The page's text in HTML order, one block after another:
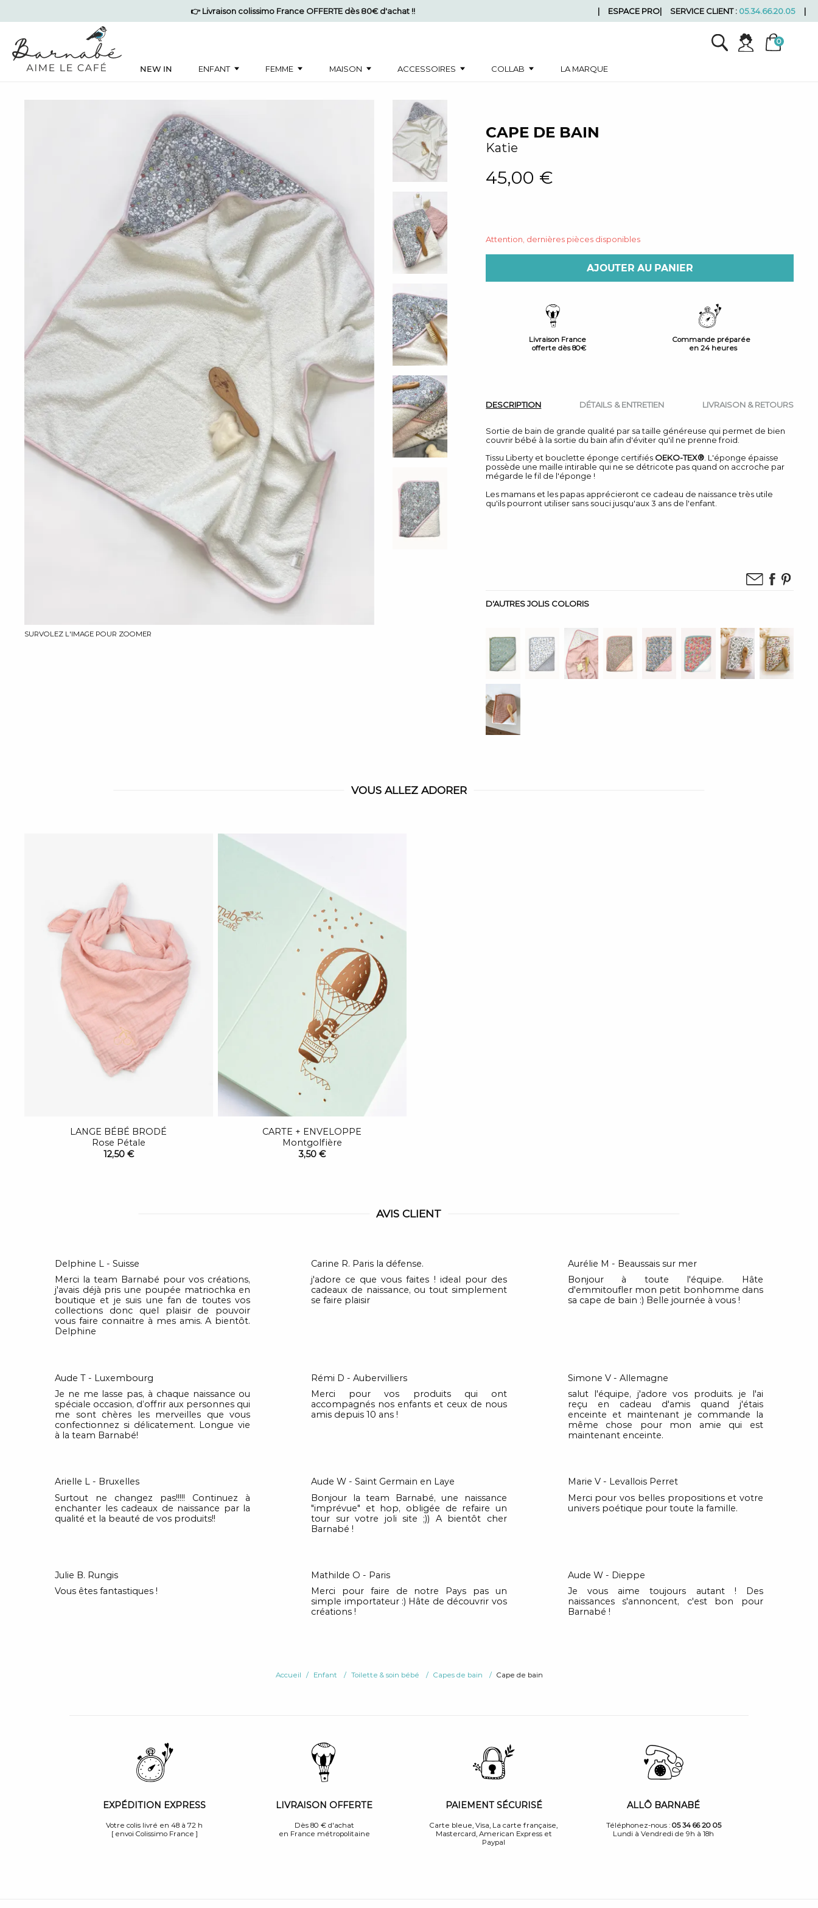
👉 Livraison colissimo France OFFERTE dès 80€ d'achat !! ESPACE PRO SERVICE CLIENT : 05.34.66.20.05
NEW IN ENFANT FEMME MAISON ACCESSOIRES COLLAB LA MARQUE
SURVOLEZ L'IMAGE POUR ZOOMER
CAPE DE BAIN
Katie
45,00 €
Attention, dernières pièces disponibles
AJOUTER AU PANIER
Livraison France
offerte dès 80€
Commande préparée
en 24 heures
DESCRIPTION DÉTAILS & ENTRETIEN LIVRAISON & RETOURS
Sortie de bain de grande qualité par sa taille généreuse qui permet de bien
couvrir bébé à la sortie du bain afin d'éviter qu'il ne prenne froid.
Tissu Liberty et bouclette éponge certifiés OEKO-TEX® . L'éponge épaisse
possède une maille intirable qui ne se détricote pas quand on accroche par
mégarde le fil de l'éponge !
Les mamans et les papas apprécieront ce cadeau de naissance très utile
qu'ils pourront utiliser sans souci jusqu'aux 3 ans de l'enfant.
AVIS CLIENT
Delphine L - Suisse
Merci la team Barnabé pour vos créations,
j'avais déjà pris une poupée matriochka en
boutique et je suis une fan de toutes vos
collections donc quel plaisir de pouvoir
vous faire connaitre à mes amis. A bientôt.
Delphine
Carine R. Paris la défense.
j'adore ce que vous faites ! ideal pour des
cadeaux de naissance, ou tout simplement
se faire plaisir
Aurélie M - Beaussais sur mer
Bonjour à toute l'équipe. Hâte
d'emmitoufler mon petit bonhomme dans
sa cape de bain :) Belle journée à vous !
Aude T - Luxembourg
Je ne me lasse pas, à chaque naissance ou
spéciale occasion, d’offrir aux personnes qui
me sont chères les merveilles que vous
confectionnez si délicatement. Longue vie
à la team Barnabé!
Rémi D - Aubervilliers
Merci pour vos produits qui ont
accompagnés nos enfants et ceux de nous
amis depuis 10 ans !
Simone V - Allemagne
salut l'équipe, j'adore vos produits. je l'ai
reçu en cadeau d'amis quand j'étais
enceinte et maintenant je commande la
même chose pour mon amie qui est
maintenant enceinte.
Arielle L - Bruxelles
Surtout ne changez pas!!!!! Continuez à
enchanter les cadeaux de naissance par la
qualité et la beauté de vos produits!!
Aude W - Saint Germain en Laye
Bonjour la team Barnabé, une naissance
"imprévue" et hop, obligée de refaire un
tour sur votre joli site ;)) A bientôt cher
Barnabé !
Marie V - Levallois Perret
Merci pour vos belles propositions et votre
univers poétique pour toute la famille.
Julie B. Rungis
Vous êtes fantastiques !
Mathilde O - Paris
Merci pour faire de notre Pays pas un
simple importateur :) Hâte de découvrir vos
créations !
Aude W - Dieppe
Je vous aime toujours autant ! Des
naissances s'annoncent, c'est bon pour
Barnabé !
D'AUTRES JOLIS COLORIS
VOUS ALLEZ ADORER
LANGE BÉBÉ BRODÉ
Rose Pétale
12,50 €
CARTE + ENVELOPPE
Montgolfière
3,50 €
Accueil Enfant Toilette & soin bébé Capes de bain Cape de bain
EXPÉDITION EXPRESS
Votre colis livré en 48 à 72 h
[ envoi Colissimo France ]
LIVRAISON OFFERTE
Dès 80 € d'achat
en France métropolitaine
PAIEMENT SÉCURISÉ
Carte bleue, Visa, La carte française,
Mastercard, American Express et
Paypal
ALLÔ BARNABÉ
Téléphonez-nous : 05 34 66 20 05
Lundi à Vendredi de 9h à 18h